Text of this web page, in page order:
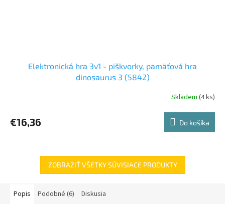
Elektronická hra 3v1 - piškvorky, pamäťová hra
dinosaurus 3 (5842)
Skladem (4 ks)
€16,36 Do košíka
ZOBRAZIŤ VŠETKY SÚVISIACE PRODUKTY
Popis Podobné (6) Diskusia